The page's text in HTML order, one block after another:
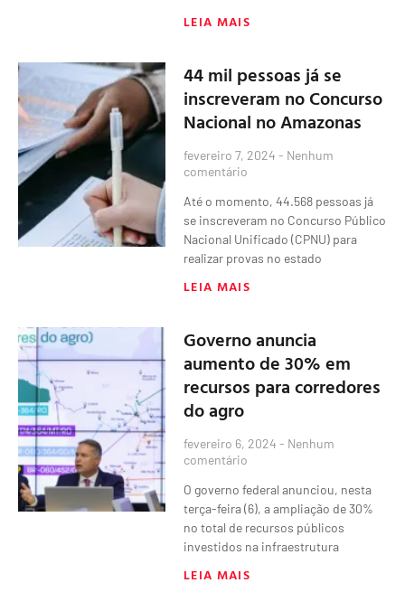
LEIA MAIS
44 mil pessoas já se
inscreveram no Concurso
Nacional no Amazonas
fevereiro 7, 2024 Nenhum
comentário
Até o momento, 44.568 pessoas já
se inscreveram no Concurso Público
Nacional Unificado (CPNU) para
realizar provas no estado
LEIA MAIS
Governo anuncia
aumento de 30% em
recursos para corredores
do agro
fevereiro 6, 2024 Nenhum
comentário
O governo federal anunciou, nesta
terça-feira (6), a ampliação de 30%
no total de recursos públicos
investidos na infraestrutura
LEIA MAIS